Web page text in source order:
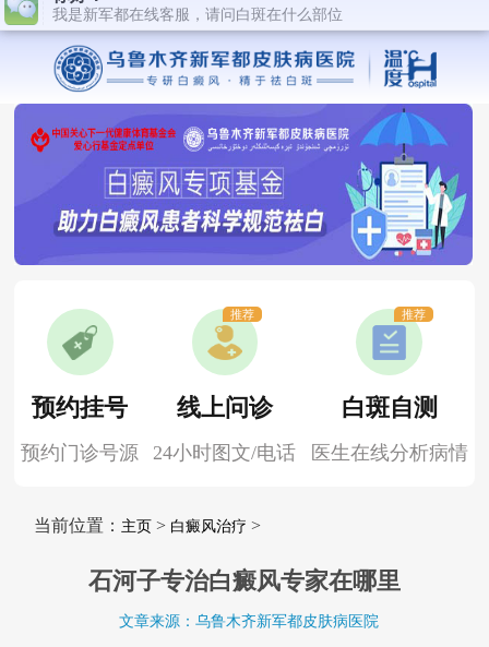
预约挂号
预约门诊号源
线上问诊
24小时图文/电话
推荐
白斑自测
医生在线分析病情
推荐
当前位置： 主页> 白癜风治疗 >
石河子专治白癜风专家在哪里
文章来源：乌鲁木齐新军都皮肤病医院